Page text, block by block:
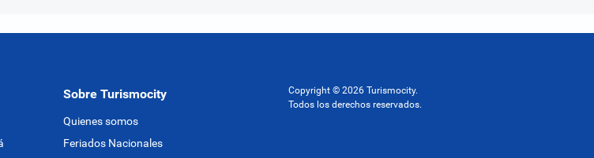
Sobre Turismocity
Quienes somos
Feriados Nacionales
Copyright © 2026 Turismocity.
Todos los derechos reservados.